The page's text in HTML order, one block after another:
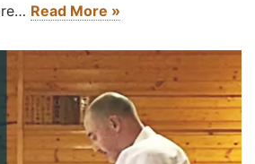
Read More »